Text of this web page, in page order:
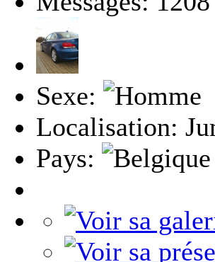
Sexe:
Localisation:
Pays: